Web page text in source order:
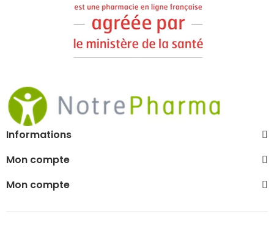
Informations
Mon compte
Mon compte